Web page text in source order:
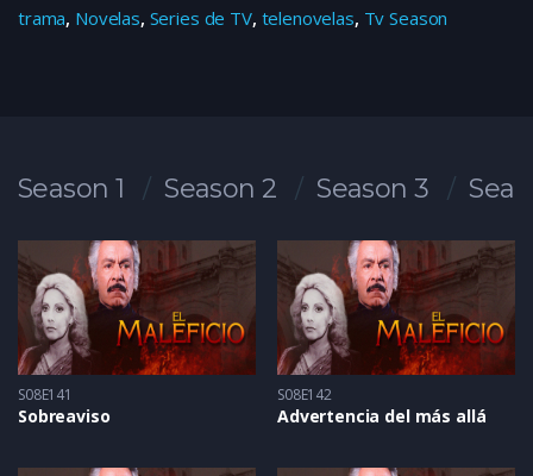
trama, Novelas, Series de TV, telenovelas, Tv Season
Season 1 Season 2 Season 3
S08E141
Sobreaviso
S08E142
Advertencia del más allá